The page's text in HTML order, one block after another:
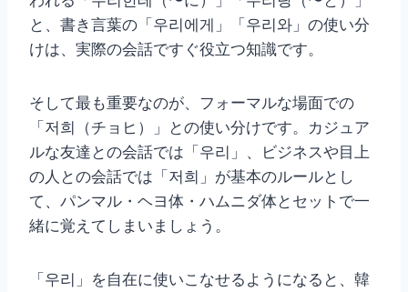
と、書き言葉の「우리에게」「우리와」の使い分
けは、実際の会話ですぐ役立つ知識です。
そして最も重要なのが、フォーマルな場面での
「저희（チョヒ）」との使い分けです。カジュア
ルな友達との会話では「우리」、ビジネスや目上
の人との会話では「저희」が基本のルールとし
て、パンマル・ヘヨ体・ハムニダ体とセットで一
緒に覚えてしまいましょう。
「우리」を自在に使いこなせるようになると、韓